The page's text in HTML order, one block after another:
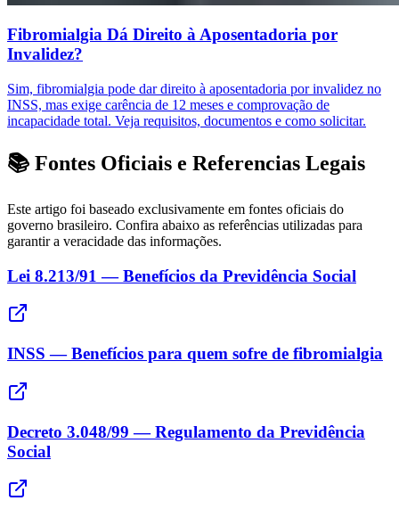
Fibromialgia Dá Direito à Aposentadoria por
Invalidez?
Sim, fibromialgia pode dar direito à aposentadoria por invalidez no
INSS, mas exige carência de 12 meses e comprovação de
incapacidade total. Veja requisitos, documentos e como solicitar.
📚 Fontes Oficiais e Referencias Legais
Este artigo foi baseado exclusivamente em fontes oficiais do
governo brasileiro. Confira abaixo as referências utilizadas para
garantir a veracidade das informações.
Lei 8.213/91 — Benefícios da Previdência Social
INSS — Benefícios para quem sofre de fibromialgia
Decreto 3.048/99 — Regulamento da Previdência
Social